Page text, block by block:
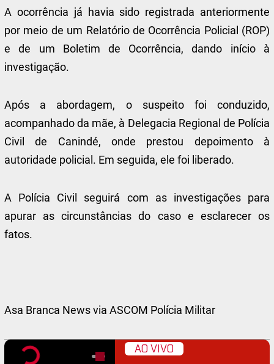
A ocorrência já havia sido registrada anteriormente
por meio de um Relatório de Ocorrência Policial (ROP)
e de um Boletim de Ocorrência, dando início à
investigação.
Após a abordagem, o suspeito foi conduzido,
acompanhado da mãe, à Delegacia Regional de Polícia
Civil de Canindé, onde prestou depoimento à
autoridade policial. Em seguida, ele foi liberado.
A Polícia Civil seguirá com as investigações para
apurar as circunstâncias do caso e esclarecer os
fatos.
Asa Branca News via ASCOM Polícia Militar
AO VIVO